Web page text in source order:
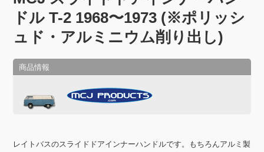
ドル T-2 1968〜1973 (※ポリッシ
ュド・アルミニウム削り出し)
レイトバスのスライドドアインナーハンドルです。もちろんアルミ製